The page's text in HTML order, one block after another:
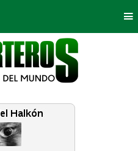
Bogotá
Deportes
Neira